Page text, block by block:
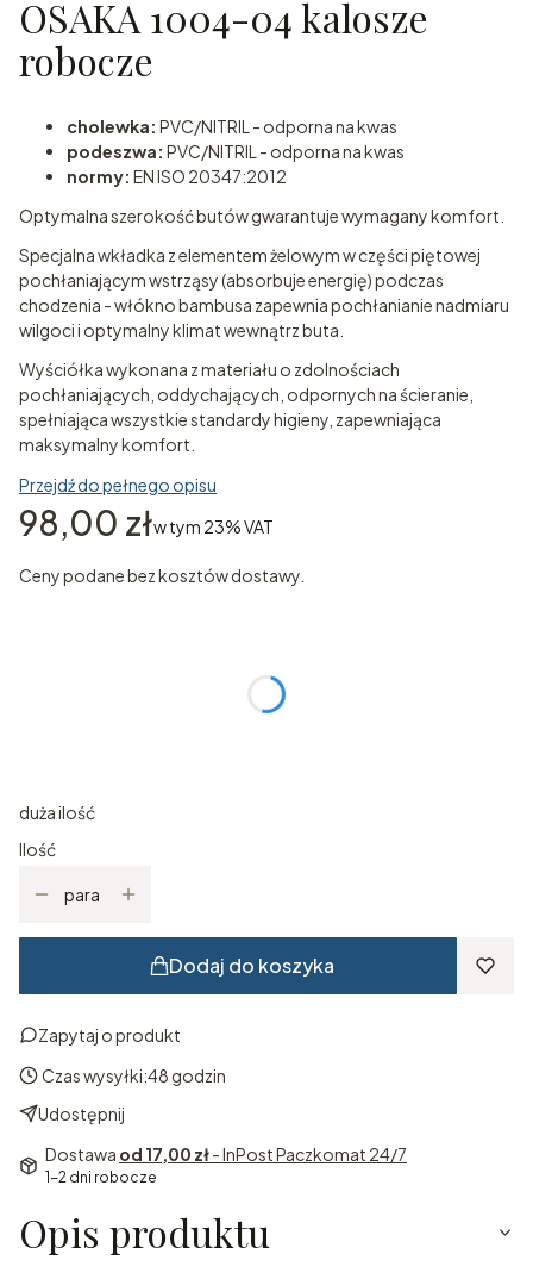
OSAKA 1004-04 kalosze
robocze
cholewka: PVC/NITRIL - odporna na kwas
podeszwa: PVC/NITRIL - odporna na kwas
normy: EN ISO 20347:2012
Optymalna szerokość butów gwarantuje wymagany komfort.
Specjalna wkładka z elementem żelowym w części piętowej
pochłaniającym wstrząsy (absorbuje energię) podczas
chodzenia - włókno bambusa zapewnia pochłanianie nadmiaru
wilgoci i optymalny klimat wewnątrz buta.
Wyściółka wykonana z materiału o zdolnościach
pochłaniających, oddychających, odpornych na ścieranie,
spełniająca wszystkie standardy higieny, zapewniająca
maksymalny komfort.
Przejdź do pełnego opisu
Cena
98,00 złw tym 23% VAT
w tym 23%VAT
Ceny podane bez kosztów dostawy.
duża ilość
Ilość
para
Dodaj do koszyka
Zapytaj o produkt
Czas wysyłki:48 godzin
Udostępnij
Dostawa od 17,00 zł- InPost Paczkomat 24/7
1-2 dni robocze
Opis produktu